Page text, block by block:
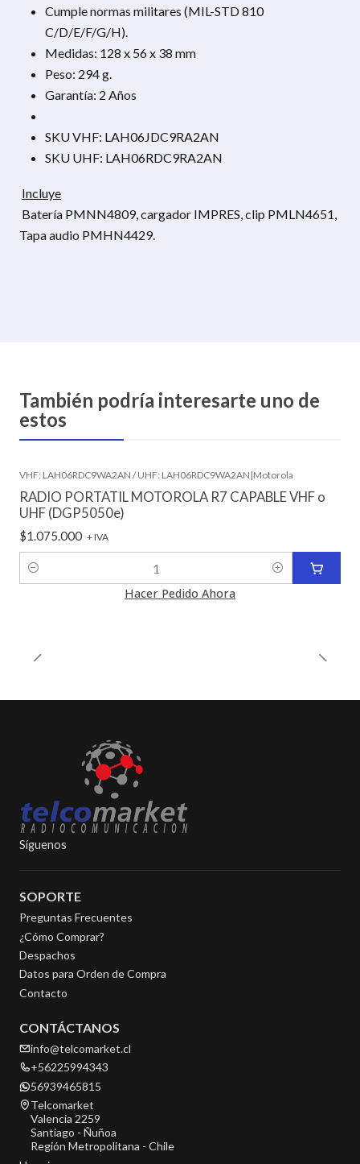
Cumple normas militares (MIL-STD 810
C/D/E/F/G/H).
Medidas: 128 x 56 x 38 mm
Peso: 294 g.
Garantía: 2 Años
SKU VHF: LAH06JDC9RA2AN
SKU UHF: LAH06RDC9RA2AN
Incluye
Batería PMNN4809, cargador IMPRES, clip PMLN4651,
Tapa audio PMHN4429.
También podría interesarte uno de
estos
VHF: LAH06RDC9WA2AN / UHF: LAH06RDC9WA2AN |Motorola
RADIO PORTATIL MOTOROLA R7 CAPABLE VHF o
UHF (DGP5050e)
$1.075.000 + IVA
Cantidad
Hacer Pedido Ahora
Síguenos
SOPORTE
Preguntas Frecuentes
¿Cómo Comprar?
Despachos
Datos para Orden de Compra
Contacto
CONTÁCTANOS
info@telcomarket.cl
+56225994343
56939465815
Telcomarket
Valencia 2259
Santiago - Ñuñoa
Región Metropolitana - Chile